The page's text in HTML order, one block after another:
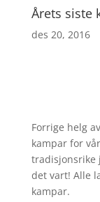
Årets siste
des 20, 2016
Forrige helg
kampar for
tradisjonsrike
det vart! Alle
kampar.